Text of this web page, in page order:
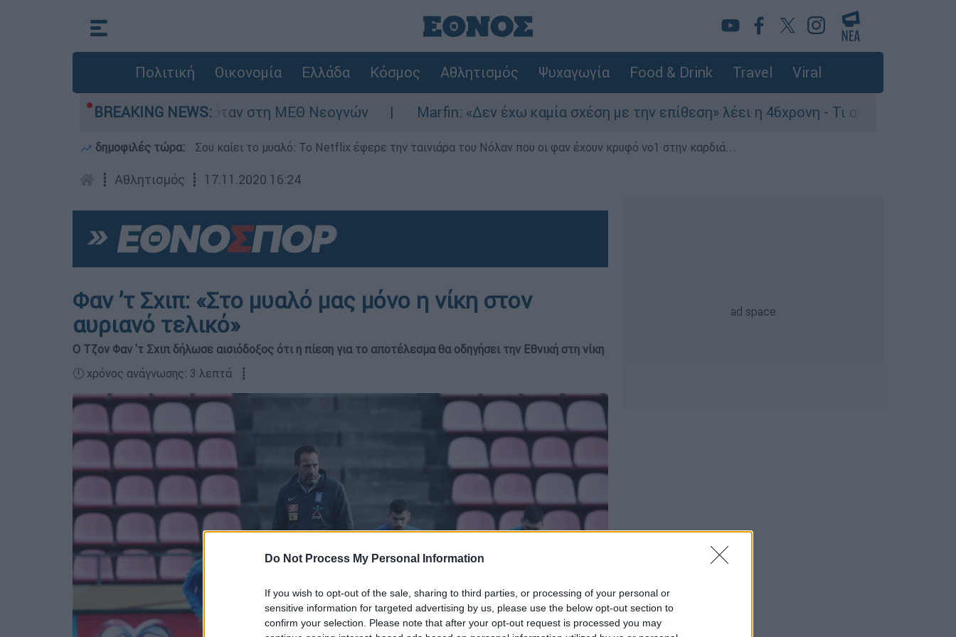
Do Not Process My Personal Information
If you wish to opt-out of the sale, sharing to third parties, or processing of your personal or
sensitive information for targeted advertising by us, please use the below opt-out section to
confirm your selection. Please note that after your opt-out request is processed you may
Πολιτική Οικονομία Ελλάδα Κόσμος Αθλητισμός Ψυχαγωγία Food & Drink Travel Viral
BREAKING NEWS:
8 ημερών - Νοσηλευόταν στη ΜΕΘ Νεογνών Marfin: «Δεν έχω καμία σχέση με την επίθεση» λέει η 46χρονη - Τι αποκάλυψε στους
δημοφιλές τώρα: Σου καίει το μυαλό: Το Netflix έφερε την ταινιάρα του Νόλαν που οι φαν έχουν κρυφό νο1 στην καρδιά...
┋ Αθλητισμός ┋ 17.11.2020 16:24
Φαν ’τ Σχιπ: «Στο μυαλό μας μόνο η νίκη στον
αυριανό τελικό»
Ο Τζον Φαν 'τ Σχιπ δήλωσε αισιόδοξος ότι η πίεση για το αποτέλεσμα θα οδηγήσει την Εθνική στη νίκη
🕛 χρόνος ανάγνωσης: 3 λεπτά ┋